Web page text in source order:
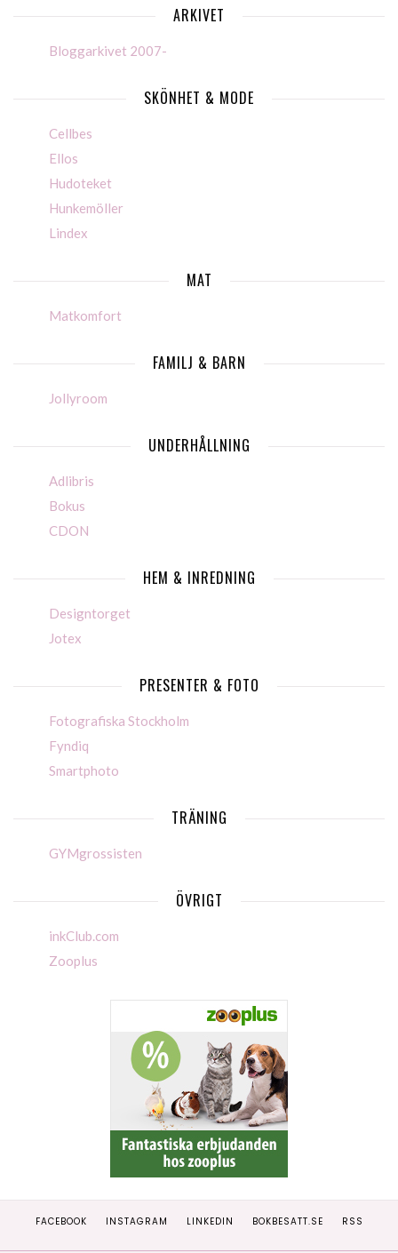
ARKIVET
Bloggarkivet 2007-
SKÖNHET & MODE
Cellbes
Ellos
Hudoteket
Hunkemöller
Lindex
MAT
Matkomfort
FAMILJ & BARN
Jollyroom
UNDERHÅLLNING
Adlibris
Bokus
CDON
HEM & INREDNING
Designtorget
Jotex
PRESENTER & FOTO
Fotografiska Stockholm
Fyndiq
Smartphoto
TRÄNING
GYMgrossisten
ÖVRIGT
inkClub.com
Zooplus
FACEBOOK INSTAGRAM LINKEDIN BOKBESATT.SE RSS